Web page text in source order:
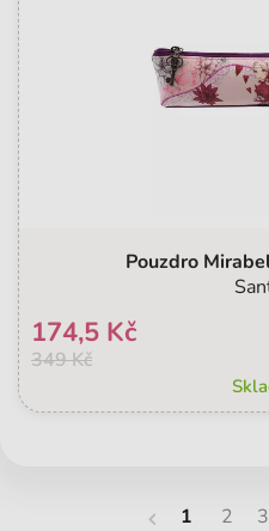
Pouzdro
349 Kč
174,5 Kč
1 2 3